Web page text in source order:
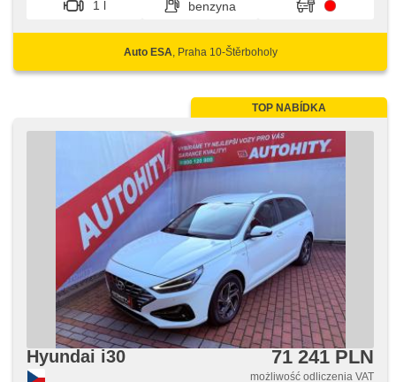
samostmívací zrcátka, parkovací kamera, wyłączenie
1 l
benzyna
Auto ESA , Praha 10-Štěrboholy
TOP NABÍDKA
Hyundai i30 71 241 PLN
możliwość odliczenia VAT